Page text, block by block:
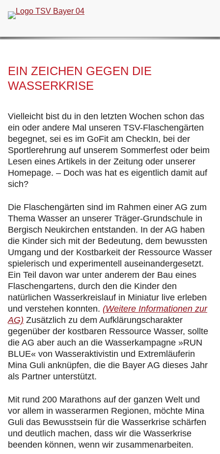
überspringen
EIN ZEICHEN GEGEN DIE
WASSERKRISE
Vielleicht bist du in den letzten Wochen schon das
ein oder andere Mal unseren TSV-Flaschengärten
begegnet, sei es im GoFit am CheckIn, bei der
Sportlerehrung auf unserem Sommerfest oder beim
Lesen eines Artikels in der Zeitung oder unserer
Homepage. – Doch was hat es eigentlich damit auf
sich?
Die Flaschengärten sind im Rahmen einer AG zum
Thema Wasser an unserer Träger-Grundschule in
Bergisch Neukirchen entstanden. In der AG haben
die Kinder sich mit der Bedeutung, dem bewussten
Umgang und der Kostbarkeit der Ressource Wasser
spielerisch und experimentell auseinandergesetzt.
Ein Teil davon war unter anderem der Bau eines
Flaschengartens, durch den die Kinder den
natürlichen Wasserkreislauf in Miniatur live erleben
und verstehen konnten. (Weitere Informationen zur
AG) Zusätzlich zu dem Aufklärungscharakter
gegenüber der kostbaren Ressource Wasser, sollte
die AG aber auch an die Wasserkampagne »RUN
BLUE« von Wasseraktivistin und Extremläuferin
Mina Guli anknüpfen, die die Bayer AG dieses Jahr
als Partner unterstützt.
Mit rund 200 Marathons auf der ganzen Welt und
vor allem in wasserarmen Regionen, möchte Mina
Guli das Bewusstsein für die Wasserkrise schärfen
und deutlich machen, dass wir die Wasserkrise
beenden können, wenn wir zusammenarbeiten.